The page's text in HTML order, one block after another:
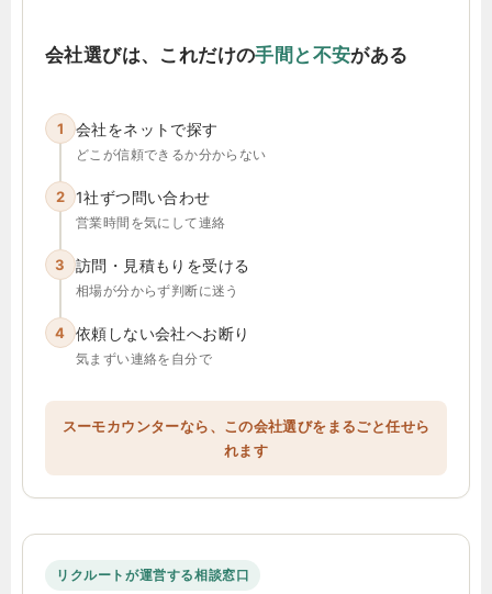
会社選びは、これだけの手間と不安がある
1 会社をネットで探す
どこが信頼できるか分からない
2 1社ずつ問い合わせ
営業時間を気にして連絡
3 訪問・見積もりを受ける
相場が分からず判断に迷う
4 依頼しない会社へお断り
気まずい連絡を自分で
スーモカウンターなら、この会社選びをまるごと任せら
れます
リクルートが運営する相談窓口